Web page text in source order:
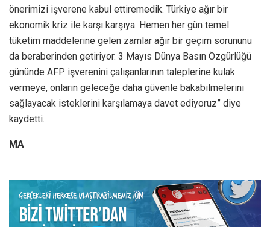
önerimizi işverene kabul ettiremedik. Türkiye ağır bir
ekonomik kriz ile karşı karşıya. Hemen her gün temel
tüketim maddelerine gelen zamlar ağır bir geçim sorununu
da beraberinden getiriyor. 3 Mayıs Dünya Basın Özgürlüğü
gününde AFP işverenini çalışanlarının taleplerine kulak
vermeye, onların geleceğe daha güvenle bakabilmelerini
sağlayacak isteklerini karşılamaya davet ediyoruz” diye
kaydetti.
MA